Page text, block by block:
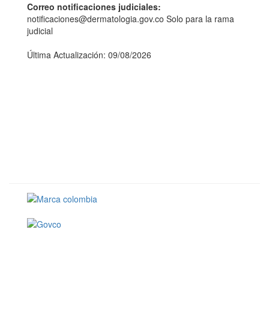
Correo notificaciones judiciales:
notificaciones@dermatologia.gov.co Solo para la rama
judicial
Última Actualización: 09/08/2026